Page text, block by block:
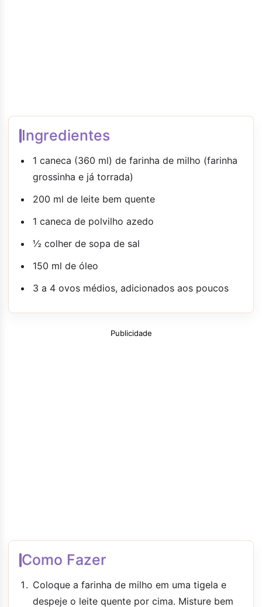
Ingredientes
1 caneca (360 ml) de farinha de milho (farinha
grossinha e já torrada)
200 ml de leite bem quente
1 caneca de polvilho azedo
½ colher de sopa de sal
150 ml de óleo
3 a 4 ovos médios, adicionados aos poucos
Publicidade
Como Fazer
Coloque a farinha de milho em uma tigela e
despeje o leite quente por cima. Misture bem